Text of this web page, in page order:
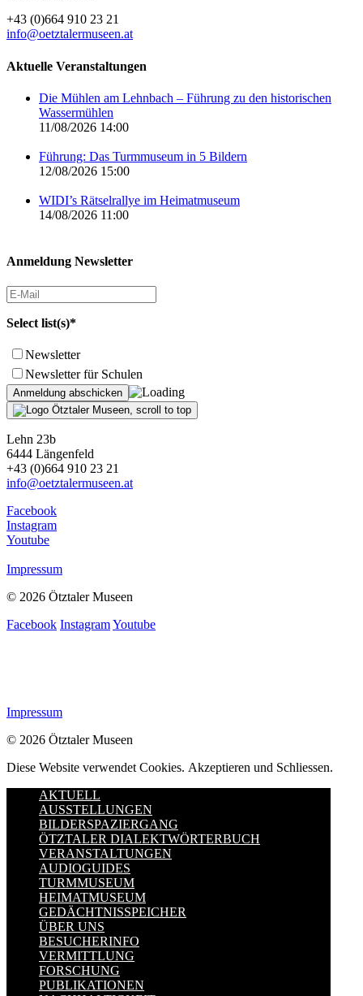
+43 (0)664 910 23 21
info@oetztalermuseen.at
Aktuelle Veranstaltungen
Die Mühlen am Lehnbach – Führung zu den historischen
Wassermühlen
11/08/2026 14:00
Führung: Das Turmmuseum in 5 Bildern
12/08/2026 15:00
WIDI’s Rätselrallye im Heimatmuseum
14/08/2026 11:00
Anmeldung Newsletter
Select list(s)*
Newsletter
Newsletter für Schulen
Lehn 23b
6444 Längenfeld
+43 (0)664 910 23 21
info@oetztalermuseen.at
Facebook
Instagram
Youtube
Impressum
© 2026 Ötztaler Museen
Facebook InstagramYoutube
Impressum
© 2026 Ötztaler Museen
Diese Website verwendet Cookies. Akzeptieren und Schliessen.
AKTUELL
AUSSTELLUNGEN
BILDERSPAZIERGANG
ÖTZTALER DIALEKTWÖRTERBUCH
VERANSTALTUNGEN
AUDIOGUIDES
TURMMUSEUM
HEIMATMUSEUM
GEDÄCHTNISSPEICHER
ÜBER UNS
BESUCHERINFO
VERMITTLUNG
FORSCHUNG
PUBLIKATIONEN